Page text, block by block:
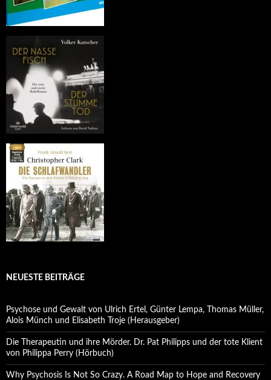
NEUESTE BEITRÄGE
Psychose und Gewalt von Ulrich Ertel, Günter Lempa, Thomas Müller,
Alois Münch und Elisabeth Troje (Herausgeber)
Die Therapeutin und ihre Mörder. Dr. Pat Philipps und der tote Klient
von Philippa Perry (Hörbuch)
Why Psychosis Is Not So Crazy. A Road Map to Hope and Recovery